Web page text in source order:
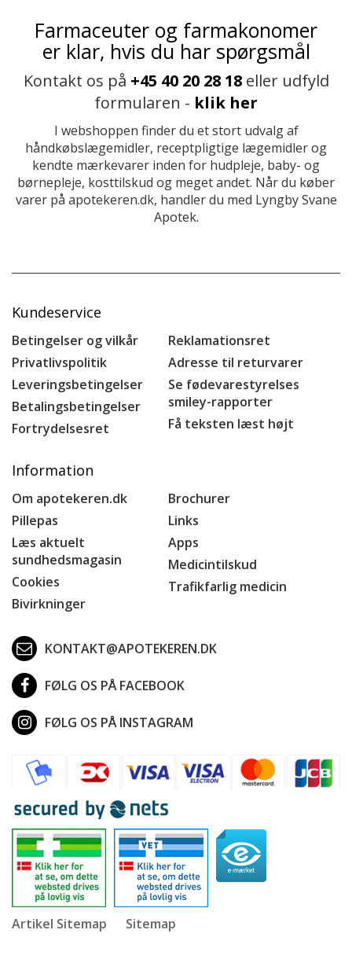
Farmaceuter og farmakonomer
er klar, hvis du har spørgsmål
Kontakt os på +45 40 20 28 18eller udfyld
formularen - klik her
I webshoppen finder du et stort udvalg af
håndkøbslægemidler, receptpligtige lægemidler og
kendte mærkevarer inden for hudpleje, baby- og
børnepleje, kosttilskud og meget andet. Når du køber
varer på apotekeren.dk, handler du med Lyngby Svane
Apotek.
Kundeservice
Betingelser og vilkår
Privatlivspolitik
Leveringsbetingelser
Betalingsbetingelser
Fortrydelsesret
Reklamationsret
Adresse til returvarer
Se fødevarestyrelses
smiley-rapporter
Få teksten læst højt
Information
Om apotekeren.dk
Pillepas
Læs aktuelt
sundhedsmagasin
Cookies
Bivirkninger
Brochurer
Links
Apps
Medicintilskud
Trafikfarlig medicin
KONTAKT@APOTEKEREN.DK
FØLG OS PÅ FACEBOOK
FØLG OS PÅ INSTAGRAM
Artikel Sitemap Sitemap